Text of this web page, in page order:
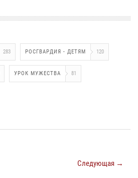
283 РОСГВАРДИЯ - ДЕТЯМ 120
УРОК МУЖЕСТВА 81
Следующая →